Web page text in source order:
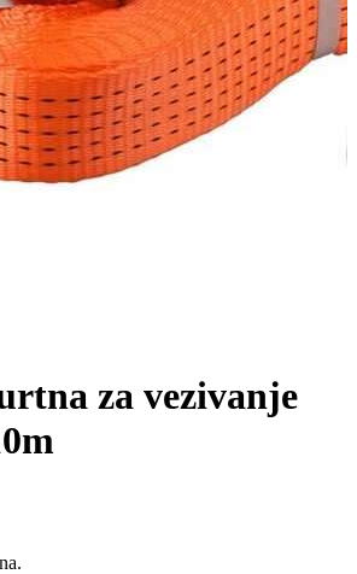
za vezivanje